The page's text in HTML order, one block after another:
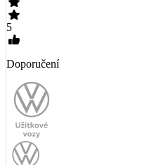
5
Doporučení